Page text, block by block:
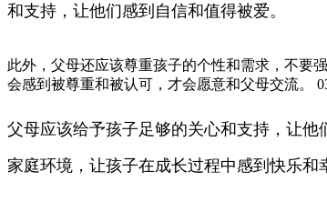
和支持，让他们感到自信和值得被爱。
此外，父母还应该尊重孩子的个性和需求，不要
会感到被尊重和被认可，才会愿意和父母交流。
父母应该给予孩子足够的关心和支持，让
家庭环境，让孩子在成长过程中感到快乐和